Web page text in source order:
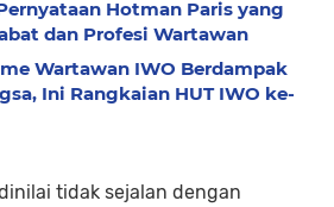
Hotman Paris yang
dan Profesi Wartawan
Wartawan IWO Berdampak
Ini Rangkaian HUT IWO ke-
tidak sejalan dengan